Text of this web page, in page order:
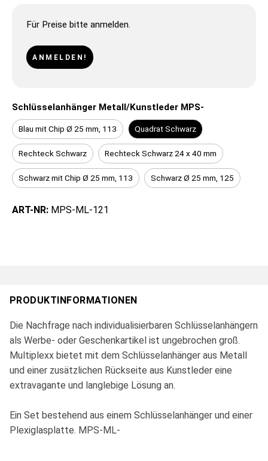
Für Preise bitte anmelden.
ANMELDEN!
Schlüsselanhänger Metall/Kunstleder MPS-
Blau mit Chip Ø 25 mm, 113 Quadrat Schwarz
Rechteck Schwarz Rechteck Schwarz 24 x 40 mm
Schwarz mit Chip Ø 25 mm, 113 Schwarz Ø 25 mm, 125
ART-NR: MPS-ML-121
PRODUKTINFORMATIONEN
Die Nachfrage nach individualisierbaren Schlüsselanhängern
als Werbe- oder Geschenkartikel ist ungebrochen groß.
Multiplexx bietet mit dem Schlüsselanhänger aus Metall
und einer zusätzlichen Rückseite aus Kunstleder eine
extravagante und langlebige Lösung an.
Ein Set bestehend aus einem Schlüsselanhänger und einer
Plexiglasplatte. MPS-ML-